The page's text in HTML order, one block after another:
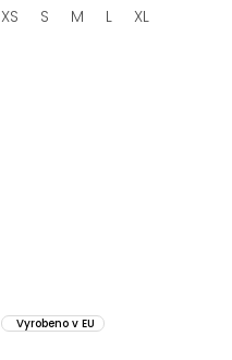
XS S M L XL
Vyrobeno v EU